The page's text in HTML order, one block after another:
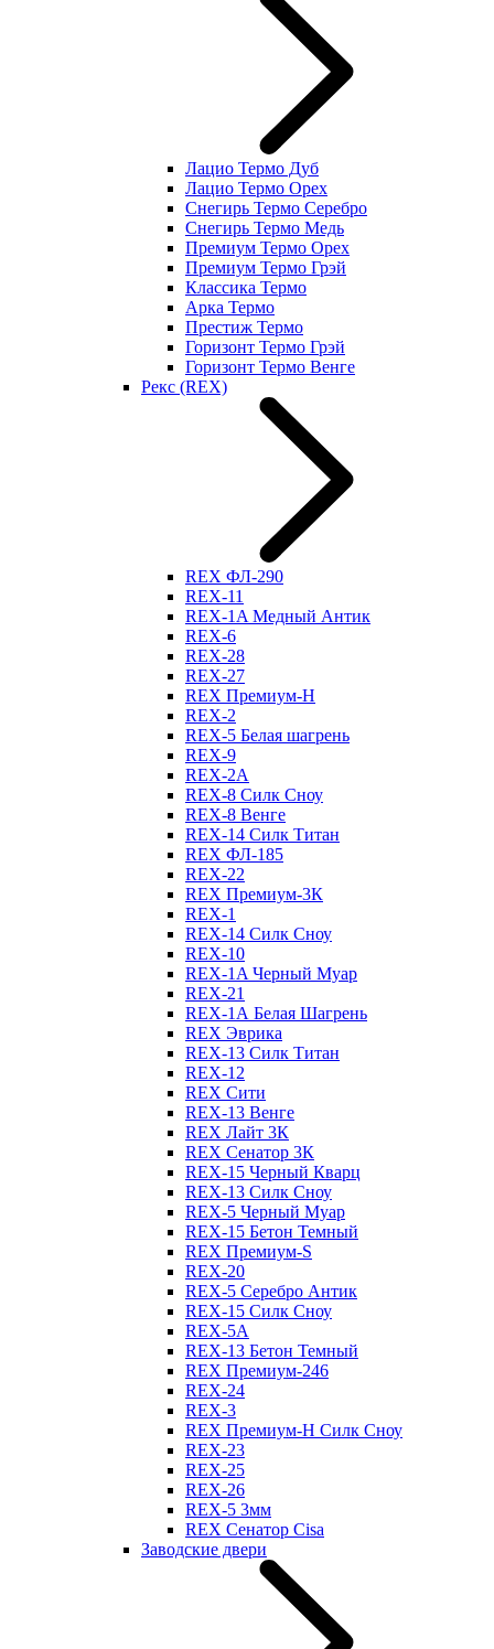
Лацио Термо Дуб
Лацио Термо Орех
Снегирь Термо Серебро
Снегирь Термо Медь
Премиум Термо Орех
Премиум Термо Грэй
Классика Термо
Арка Термо
Престиж Термо
Горизонт Термо Грэй
Горизонт Термо Венге
Рекс (REX)
REX ФЛ-290
REX-11
REX-1A Медный Антик
REX-6
REX-28
REX-27
REX Премиум-Н
REX-2
REX-5 Белая шагрень
REX-9
REX-2А
REX-8 Силк Сноу
REX-8 Венге
REX-14 Силк Титан
REX ФЛ-185
REX-22
REX Премиум-3К
REX-1
REX-14 Силк Сноу
REX-10
REX-1A Черный Муар
REX-21
REX-1А Белая Шагрень
REX Эврика
REX-13 Силк Титан
REX-12
REX Сити
REX-13 Венге
REX Лайт 3К
REX Сенатор 3К
REX-15 Черный Кварц
REX-13 Силк Сноу
REX-5 Черный Муар
REX-15 Бетон Темный
REX Премиум-S
REX-20
REX-5 Серебро Антик
REX-15 Силк Сноу
REX-5А
REX-13 Бетон Темный
REX Премиум-246
REX-24
REX-3
REX Премиум-Н Силк Сноу
REX-23
REX-25
REX-26
REX-5 3мм
REX Сенатор Cisa
Заводские двери